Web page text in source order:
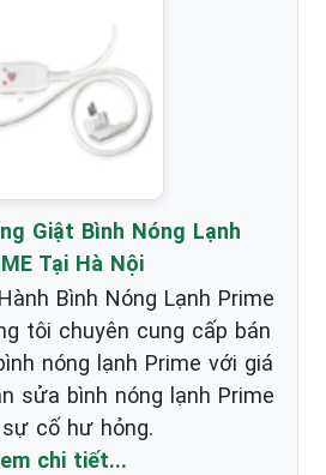
Giật Bình Nóng Lạnh
Tại Hà Nội
Bình Nóng Lạnh Prime
tôi chuyên cung cấp bán
nóng lạnh Prime với giá
sửa bình nóng lạnh Prime
cố hư hỏng.
chi tiết...